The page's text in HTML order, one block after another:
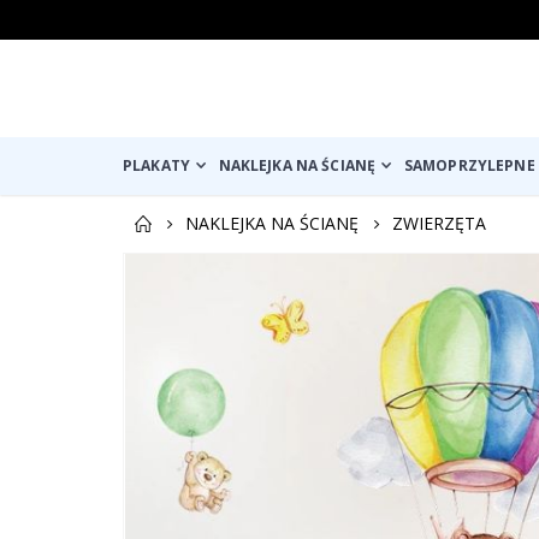
PLAKATY NAKLEJKA NA ŚCIANĘ
NAKLEJKA NA ŚCIANĘ
ZWIERZĘTA